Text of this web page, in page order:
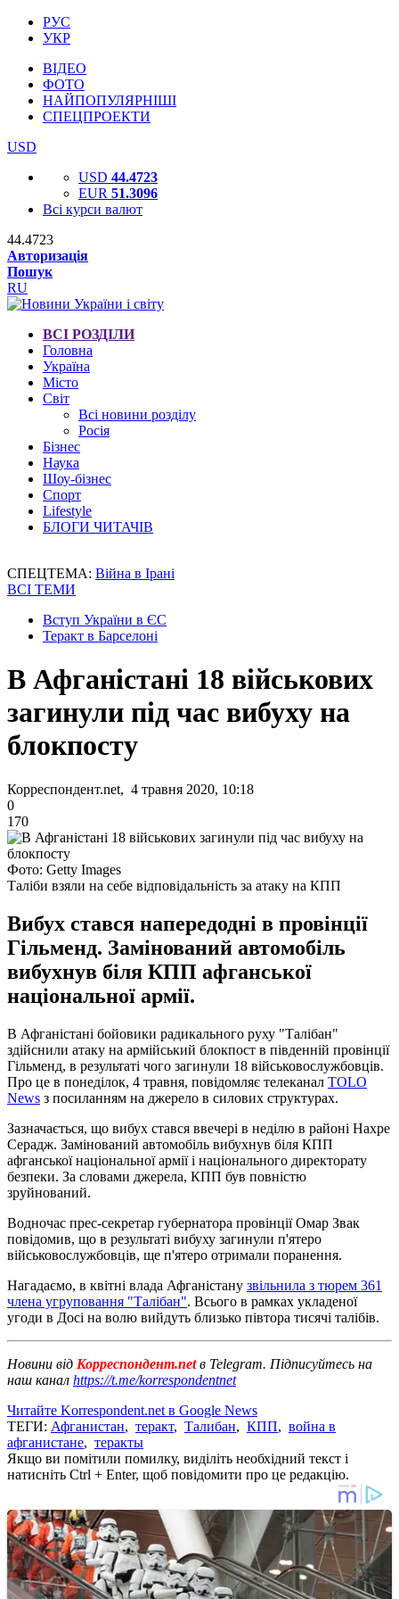
РУС
УКР
ВІДЕО
ФОТО
НАЙПОПУЛЯРНІШІ
СПЕЦПРОЕКТИ
USD
USD 44.4723
EUR 51.3096
Всі курси валют
44.4723
Авторизація
Пошук
RU
ВСІ РОЗДІЛИ
Головна
Україна
Місто
Світ
Всі новини розділу
Росія
Бізнес
Наука
Шоу-бізнес
Спорт
Lifestyle
БЛОГИ ЧИТАЧІВ
СПЕЦТЕМА: Війна в Ірані
ВСІ ТЕМИ
Вступ України в ЄС
Теракт в Барселоні
В Афганістані 18 військових
загинули під час вибуху на
блокпосту
Корреспондент.net, 4 травня 2020, 10:18
0
170
Фото: Getty Images
Таліби взяли на себе відповідальність за атаку на КПП
Вибух стався напередодні в провінції
Гільменд. Замінований автомобіль
вибухнув біля КПП афганської
національної армії.
В Афганістані бойовики радикального руху "Талібан"
здійснили атаку на армійський блокпост в південній провінції
Гільменд, в результаті чого загинули 18 військовослужбовців.
Про це в понеділок, 4 травня, повідомляє телеканал TOLO
News з посиланням на джерело в силових структурах.
Зазначається, що вибух стався ввечері в неділю в районі Нахре
Серадж. Замінований автомобіль вибухнув біля КПП
афганської національної армії і національного директорату
безпеки. За словами джерела, КПП був повністю
зруйнований.
Водночас прес-секретар губернатора провінції Омар Звак
повідомив, що в результаті вибуху загинули п'ятеро
військовослужбовців, ще п'ятеро отримали поранення.
Нагадаємо, в квітні влада Афганістану звільнила з тюрем 361
члена угруповання "Талібан". Всього в рамках укладеної
угоди в Досі на волю вийдуть близько півтора тисячі талібів.
Новини від Корреспондент.netв Telegram. Підписуйтесь на
наш канал https://t.me/korrespondentnet
Читайте Korrespondent.net в Google News
ТЕГИ: Афганистан, теракт, Талибан, КПП, война в
афганистане, теракты
Якщо ви помітили помилку, виділіть необхідний текст і
натисніть Ctrl + Enter, щоб повідомити про це редакцію.